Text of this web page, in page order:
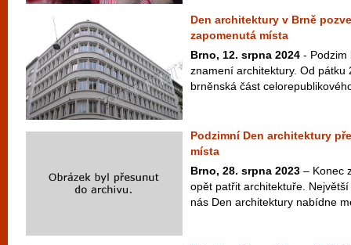
Den architektury v Brně
zapomenutá místa
Brno, 12. srpna 2024 - Podzim
znamení architektury. Od
brněnská část
Podzimní Den architektury
místa
Brno, 28. srpna 2023 – Konec
opět patřit architektuře.
nás Den architektury nabídne